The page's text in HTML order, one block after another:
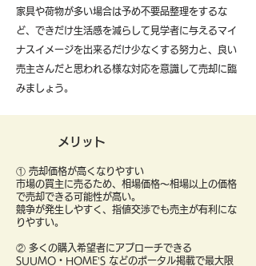
​家具や荷物が多い場合は予め不要品整理をするな
ど、できだけ生活感を減らして見学者に与えるマイ
ナスイメージを出来るだけ少なくする努力と、良い
売主さんだと思われる様な対応を意識して売却に臨
みましょう。
メリット
① 売却価格が高くなりやすい
市場の買主に売るため、相場価格〜相場以上の価格
で売却できる可能性が高い。
競争が発生しやすく、指値交渉でも売主が有利にな
りやすい。
② 多くの購入希望者にアプローチできる
SUUMO・HOME’S などのポータル掲載で最大限